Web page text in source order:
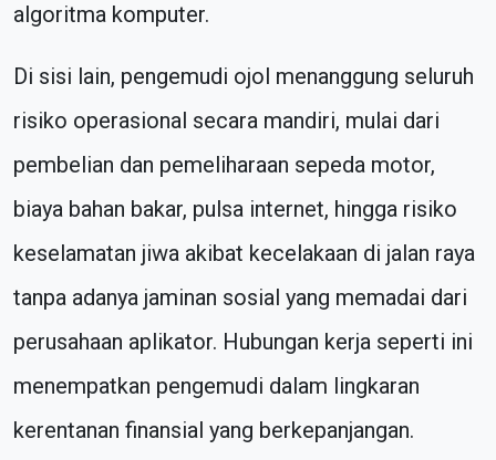
algoritma komputer.
Di sisi lain, pengemudi ojol menanggung seluruh
risiko operasional secara mandiri, mulai dari
pembelian dan pemeliharaan sepeda motor,
biaya bahan bakar, pulsa internet, hingga risiko
keselamatan jiwa akibat kecelakaan di jalan raya
tanpa adanya jaminan sosial yang memadai dari
perusahaan aplikator. Hubungan kerja seperti ini
menempatkan pengemudi dalam lingkaran
kerentanan finansial yang berkepanjangan.